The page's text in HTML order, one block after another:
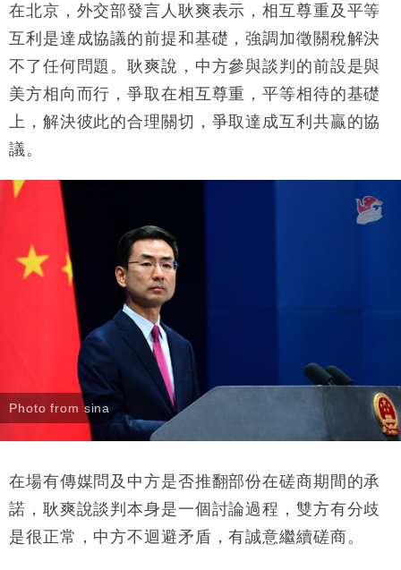
日圓干預創新高
11:12
國際｜特朗普料美伊戰事快結束 承認部分彈藥庫存緊
15:59
司
在北京，外交部發言人耿爽表示，相互尊重及平等
互利是達成協議的前提和基礎，強調加徵關稅解決
不了任何問題。耿爽說，中方參與談判的前設是與
美方相向而行，爭取在相互尊重，平等相待的基礎
上，解決彼此的合理關切，爭取達成互利共贏的協
議。
Photo from sina
在場有傳媒問及中方是否推翻部份在磋商期間的承
諾，耿爽說談判本身是一個討論過程，雙方有分歧
是很正常，中方不迴避矛盾，有誠意繼續磋商。